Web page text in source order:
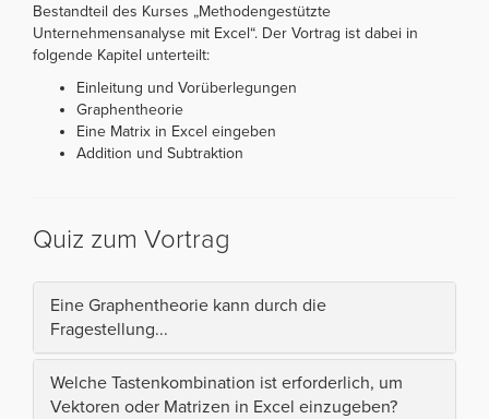
Bestandteil des Kurses „Methodengestützte
Unternehmensanalyse mit Excel“. Der Vortrag ist dabei in
folgende Kapitel unterteilt:
Einleitung und Vorüberlegungen
Graphentheorie
Eine Matrix in Excel eingeben
Addition und Subtraktion
Quiz zum Vortrag
Eine Graphentheorie kann durch die
Fragestellung...
Welche Tastenkombination ist erforderlich, um
Vektoren oder Matrizen in Excel einzugeben?